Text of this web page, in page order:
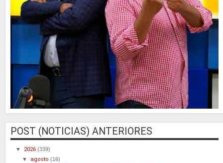
POST (NOTICIAS) ANTERIORES
▼ 2026 (339)
▼ agosto(16)